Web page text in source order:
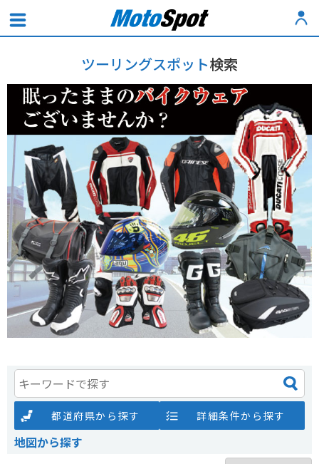
ツーリングスポット検索
都道府県から探す 詳細条件から探す
地図から探す